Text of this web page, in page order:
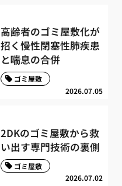
高齢者のゴミ屋敷化が
招く慢性閉塞性肺疾患
と喘息の合併
2026.07.05
ゴミ屋敷
2DKのゴミ屋敷から救
い出す専門技術の裏側
2026.07.02
ゴミ屋敷